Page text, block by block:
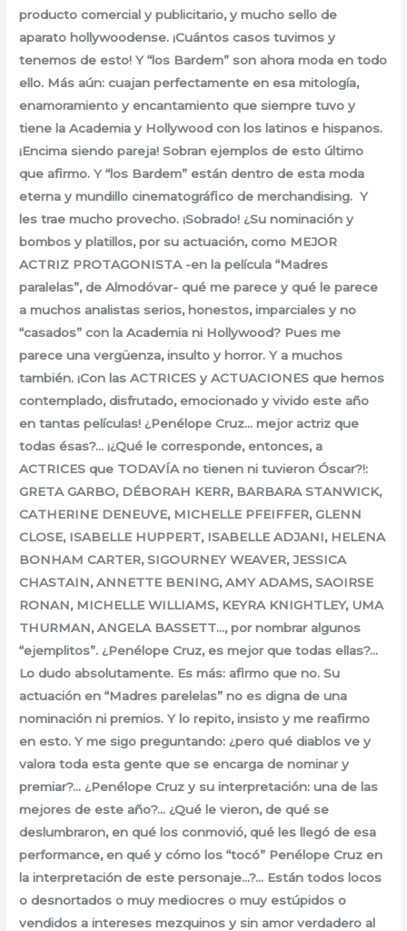
producto comercial y publicitario, y mucho sello de
aparato hollywoodense. ¡Cuántos casos tuvimos y
tenemos de esto! Y “los Bardem” son ahora moda en todo
ello. Más aún: cuajan perfectamente en esa mitología,
enamoramiento y encantamiento que siempre tuvo y
tiene la Academia y Hollywood con los latinos e hispanos.
¡Encima siendo pareja! Sobran ejemplos de esto último
que afirmo. Y “los Bardem” están dentro de esta moda
eterna y mundillo cinematográfico de merchandising. Y
les trae mucho provecho. ¡Sobrado! ¿Su nominación y
bombos y platillos, por su actuación, como MEJOR
ACTRIZ PROTAGONISTA -en la película “Madres
paralelas”, de Almodóvar- qué me parece y qué le parece
a muchos analistas serios, honestos, imparciales y no
“casados” con la Academia ni Hollywood? Pues me
parece una vergüenza, insulto y horror. Y a muchos
también. ¡Con las ACTRICES y ACTUACIONES que hemos
contemplado, disfrutado, emocionado y vivido este año
en tantas películas! ¿Penélope Cruz… mejor actriz que
todas ésas?… ¡¿Qué le corresponde, entonces, a
ACTRICES que TODAVÍA no tienen ni tuvieron Óscar?!:
GRETA GARBO, DÉBORAH KERR, BARBARA STANWICK,
CATHERINE DENEUVE, MICHELLE PFEIFFER, GLENN
CLOSE, ISABELLE HUPPERT, ISABELLE ADJANI, HELENA
BONHAM CARTER, SIGOURNEY WEAVER, JESSICA
CHASTAIN, ANNETTE BENING, AMY ADAMS, SAOIRSE
RONAN, MICHELLE WILLIAMS, KEYRA KNIGHTLEY, UMA
THURMAN, ANGELA BASSETT…, por nombrar algunos
“ejemplitos”. ¿Penélope Cruz, es mejor que todas ellas?…
Lo dudo absolutamente. Es más: afirmo que no. Su
actuación en “Madres parelelas” no es digna de una
nominación ni premios. Y lo repito, insisto y me reafirmo
en esto. Y me sigo preguntando: ¿pero qué diablos ve y
valora toda esta gente que se encarga de nominar y
premiar?… ¿Penélope Cruz y su interpretación: una de las
mejores de este año?… ¿Qué le vieron, de qué se
deslumbraron, en qué los conmovió, qué les llegó de esa
performance, en qué y cómo los “tocó” Penélope Cruz en
la interpretación de este personaje…?… Están todos locos
o desnortados o muy mediocres o muy estúpidos o
vendidos a intereses mezquinos y sin amor verdadero al